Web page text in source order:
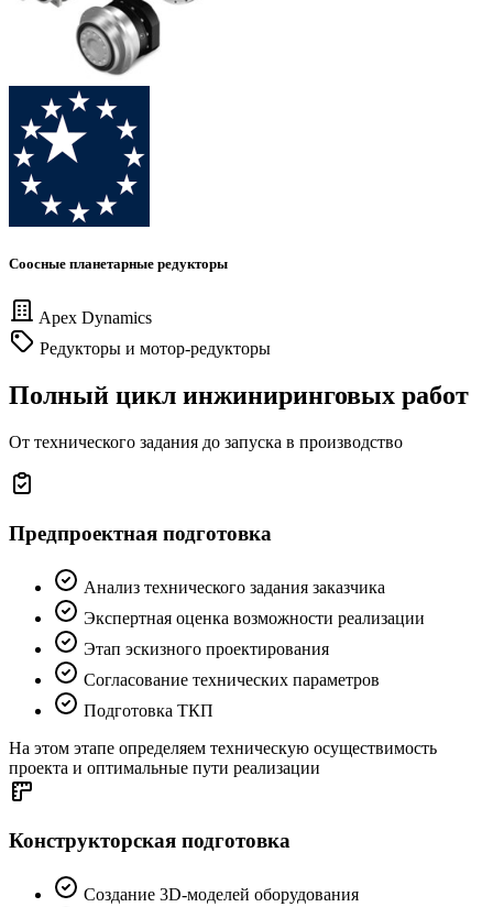
Соосные планетарные редукторы
Apex Dynamics
Редукторы и мотор-редукторы
Полный цикл инжиниринговых работ
От технического задания до запуска в производство
Предпроектная подготовка
Анализ технического задания заказчика
Экспертная оценка возможности реализации
Этап эскизного проектирования
Согласование технических параметров
Подготовка ТКП
На этом этапе определяем техническую осуществимость
проекта и оптимальные пути реализации
Конструкторская подготовка
Создание 3D-моделей оборудования